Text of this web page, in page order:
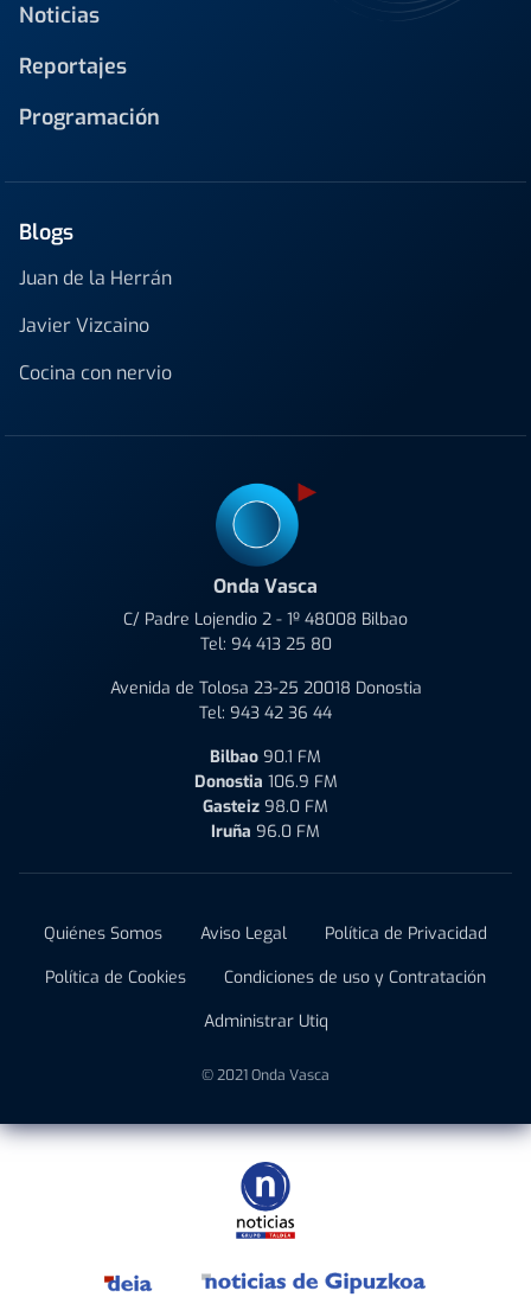
Noticias
Reportajes
Programación
Blogs
Juan de la Herrán
Javier Vizcaino
Cocina con nervio
Onda Vasca
C/ Padre Lojendio 2 - 1º 48008 Bilbao
Tel: 94 413 25 80
Avenida de Tolosa 23-25 20018 Donostia
Tel: 943 42 36 44
Bilbao 90.1 FM
Donostia 106.9 FM
Gasteiz 98.0 FM
Iruña 96.0 FM
Quiénes Somos Aviso Legal
Política de Privacidad
Política de Cookies
Condiciones de uso y Contratación
Administrar Utiq
© 2021 Onda Vasca